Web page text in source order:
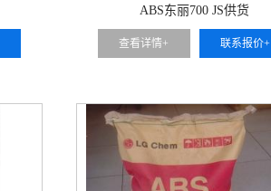
ABS东丽700 JS供货
查看详情+ 联系报价+